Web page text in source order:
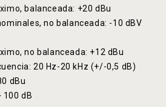
balanceada: +20 dBu
no balanceada: -10 dBV
no balanceada: +12 dBu
20 Hz-20 kHz (+/-0,5 dB)
dBu
100 dB